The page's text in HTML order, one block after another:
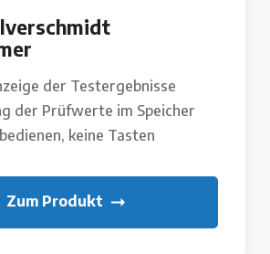
der Testergebnisse
der Prüfwerte im Speicher
keine Tasten
Zum Produkt